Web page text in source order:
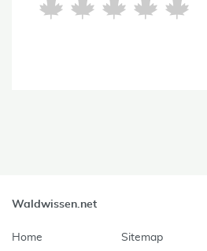
Waldwissen.net
Home Sitemap